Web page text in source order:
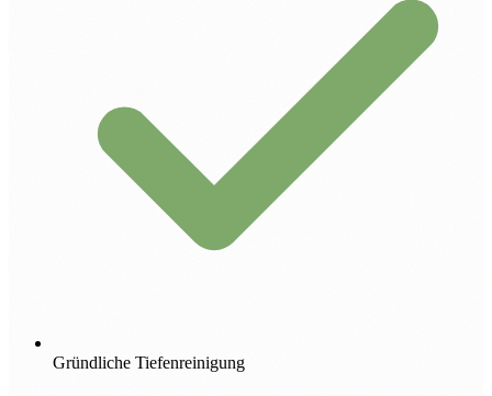
Gründliche Tiefenreinigung